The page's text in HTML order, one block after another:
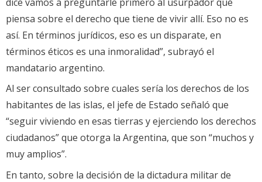
piensa sobre el derecho que tiene de vivir allí. Eso no es
así. En términos jurídicos, eso es un disparate, en
términos éticos es una inmoralidad”, subrayó el
mandatario argentino.
Al ser consultado sobre cuales sería los derechos de los
habitantes de las islas, el jefe de Estado señaló que
“seguir viviendo en esas tierras y ejerciendo los derechos
ciudadanos” que otorga la Argentina, que son “muchos y
muy amplios”.
En tanto, sobre la decisión de la dictadura militar de